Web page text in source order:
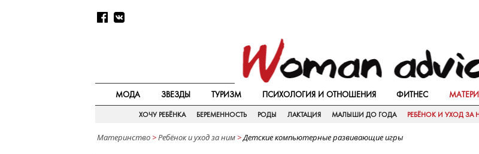
МОДА ЗВЕЗДЫ ТУРИЗМ ПСИХОЛОГИЯ И ОТНОШЕНИЯ ФИТНЕС
ХОЧУ РЕБЁНКА БЕРЕМЕННОСТЬ РОДЫ ЛАКТАЦИЯ МАЛЫШИ ДО ГОДА РЕБЁНОК И УХОД ЗА
Материнство >Ребёнок и уход за ним >Детские компьютерные развивающие игры